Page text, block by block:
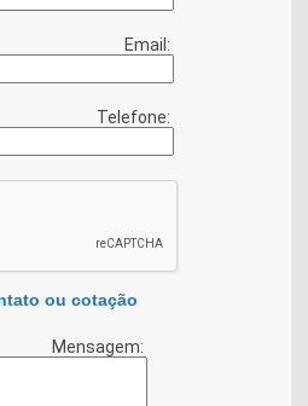
Email:
Telefone:
ou cotação
Mensagem: